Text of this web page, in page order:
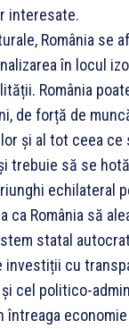
interesate.
România se
în locul
România
de forță de
și al tot ceea ce
trebuie să se
echilateral
ca România să
statal
investiții cu
cel politico-